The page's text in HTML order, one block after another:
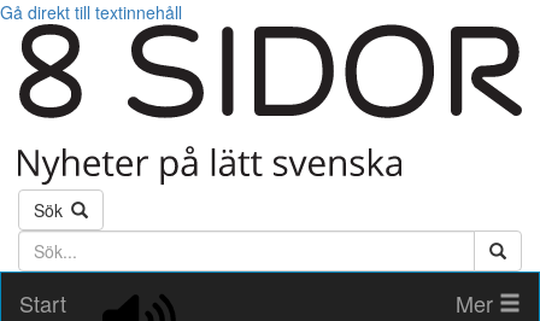
Gå direkt till textinnehåll
Sök
Söktext
Start
Mer